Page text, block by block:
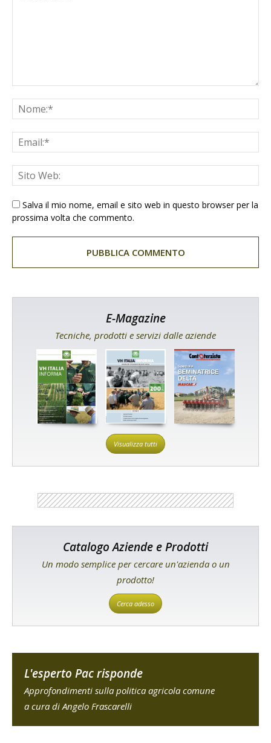
Salva il mio nome, email e sito web in questo browser per la
prossima volta che commento.
E-Magazine
Tecniche, prodotti e servizi dalle aziende
Visualizza tutti
Catalogo Aziende e Prodotti
Un modo semplice per cercare un'azienda o un
prodotto!
Cerca adesso
L'esperto Pac risponde
Approfondimenti sulla politica agricola comune
a cura di Angelo Frascarelli